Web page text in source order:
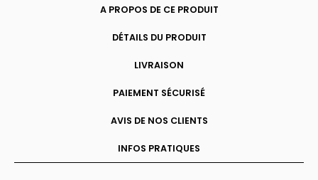
A PROPOS DE CE PRODUIT
DÉTAILS DU PRODUIT
LIVRAISON
PAIEMENT SÉCURISÉ
AVIS DE NOS CLIENTS
INFOS PRATIQUES